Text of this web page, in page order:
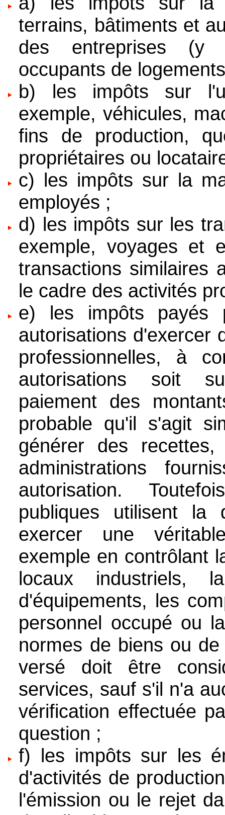
terrains, bâtiments et
des entreprises (y
occupants de
b) les impôts sur
exemple, véhicules,
fins de production,
propriétaires ou
c) les impôts sur la
employés ;
d) les impôts sur les
exemple, voyages et
transactions similaires
le cadre des activités
e) les impôts payés
autorisations d'exercer
professionnelles, à
autorisations soit
paiement des
probable qu'il s'agit
générer des
administrations
autorisation.
publiques utilisent la
exercer une
exemple en contrôlant
locaux industriels,
d'équipements, les
personnel occupé ou
normes de biens ou
versé doit être
services, sauf s'il n'a
vérification effectuée
question ;
f) les impôts sur les
d'activités de
l'émission ou le rejet